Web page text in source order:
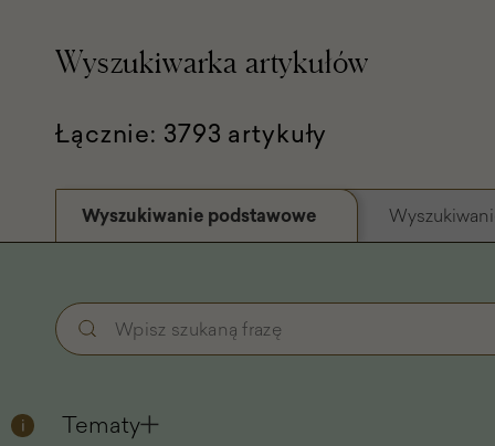
Wyszukiwarka artykułów
Łącznie: 3793 artykuły
Wyszukiwanie podstawowe
Wyszukiwanie
podstawowe
-
Filtry
Wpisz
szukaną
frazę
Tematy